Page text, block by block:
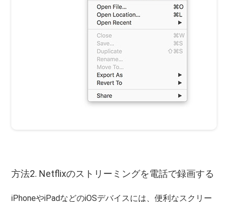
方法2. Netflixのストリーミングを電話で録画する
iPhoneやiPadなどのiOSデバイスには、便利なスクリー